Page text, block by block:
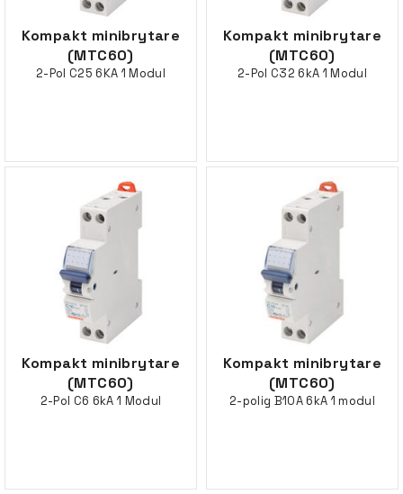
Kompakt minibrytare
(MTC60)
2-Pol C25 6KA 1 Modul
Kompakt minibrytare
(MTC60)
2-Pol C32 6kA 1 Modul
Kompakt minibrytare
(MTC60)
2-Pol C6 6kA 1 Modul
Kompakt minibrytare
(MTC60)
2-polig B10A 6kA 1 modul